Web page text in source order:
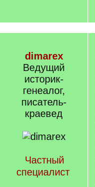
dimarex
Ведущий
историк-
генеалог,
писатель-
краевед
Частный
специалист